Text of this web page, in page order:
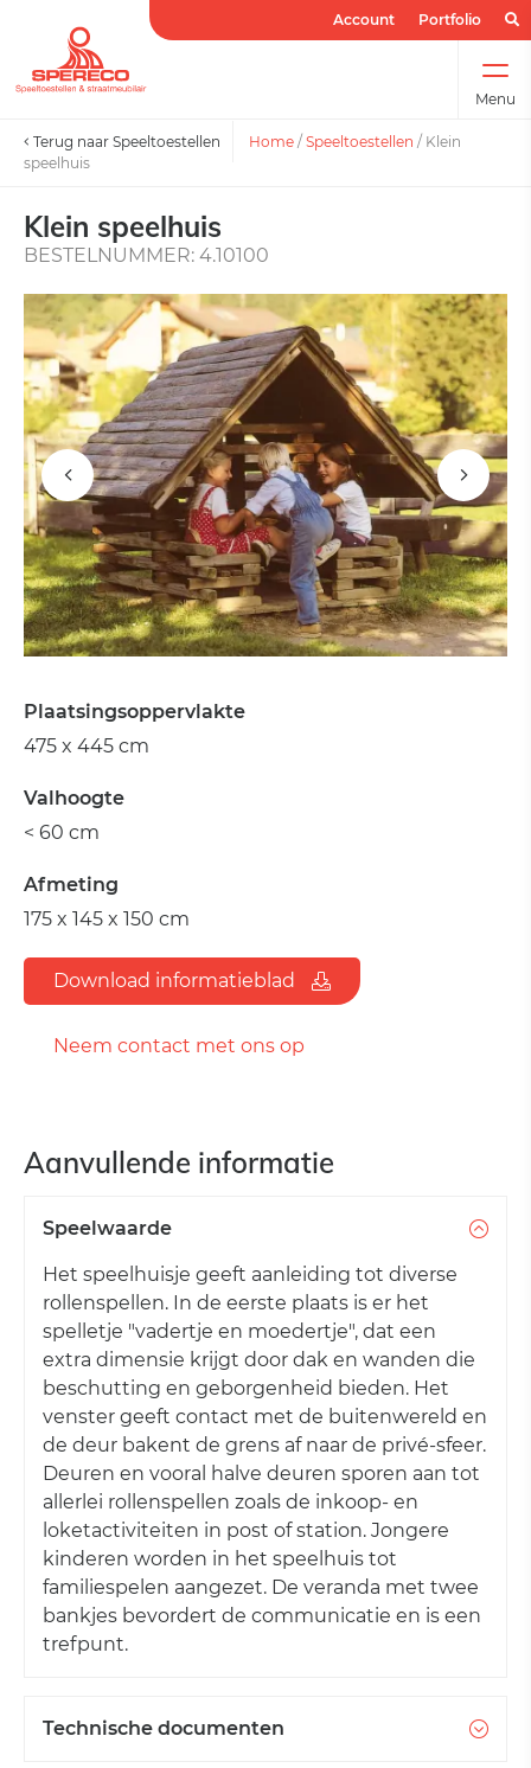
Account Portfolio
Menu
Terug naar Speeltoestellen Home / Speeltoestellen / Klein
speelhuis
Klein speelhuis
BESTELNUMMER: 4.10100
Plaatsingsoppervlakte
475 x 445 cm
Valhoogte
< 60 cm
Afmeting
175 x 145 x 150 cm
Download informatieblad
Neem contact met ons op
Aanvullende informatie
Speelwaarde
Het speelhuisje geeft aanleiding tot diverse
rollenspellen. In de eerste plaats is er het
spelletje "vadertje en moedertje", dat een
extra dimensie krijgt door dak en wanden die
beschutting en geborgenheid bieden. Het
venster geeft contact met de buitenwereld en
de deur bakent de grens af naar de privé-sfeer.
Deuren en vooral halve deuren sporen aan tot
allerlei rollenspellen zoals de inkoop- en
loketactiviteiten in post of station. Jongere
kinderen worden in het speelhuis tot
familiespelen aangezet. De veranda met twee
bankjes bevordert de communicatie en is een
trefpunt.
Technische documenten